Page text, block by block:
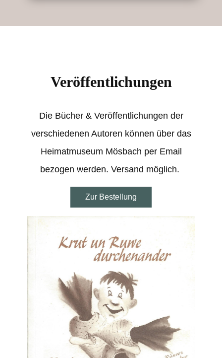
Veröffentlichungen
Die Bücher & Veröffentlichungen der
verschiedenen Autoren können über das
Heimatmuseum Mösbach per Email
bezogen werden. Versand möglich.
Zur Bestellung